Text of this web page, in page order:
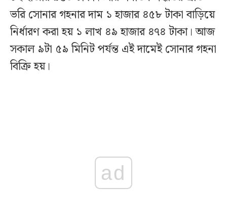
ভরি সোনার গহনার দাম ১ হাজার ৪৫৮ টাকা বাড়িয়ে
নির্ধারণ করা হয় ১ লাখ ৪৯ হাজার ৪৭৪ টাকা। আজ
সকাল ৯টা ৫৯ মিনিট পর্যন্ত এই দামেই সোনার গহনা
বিক্রি হয়।
ad